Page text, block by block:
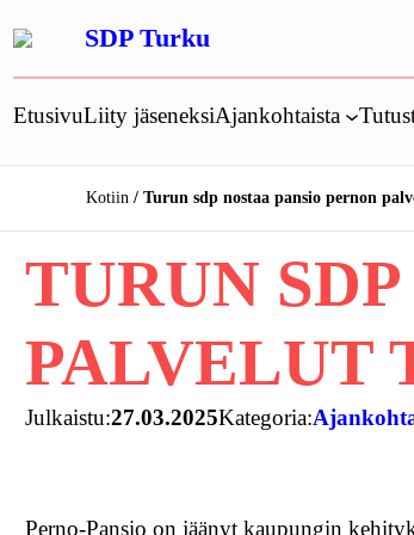
sisältöön
SDP Turku
EtusivuLiity jäseneksiAjankohtaista
Kotiin Turun sdp nostaa pansio pernon
TURUN
PALVELUT
Julkaistu:27.03.2025Kategoria:
Perno-Pansio on jäänyt kaupungin